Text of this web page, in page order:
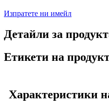
Изпратете ни имейл
Детайли за
Етикети на
Характеристики